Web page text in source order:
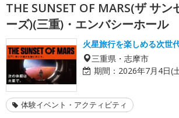
THE SUNSET OF MARS(ザ サン
ーズ)(三重)・エンバシーホール
火星旅行を楽しめる次世
三重県・志摩市
期間： 2026年7月4日(
体験イベント・アクティビティ